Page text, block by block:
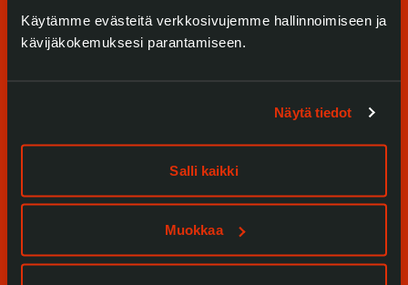
Käytämme evästeitä verkkosivujemme hallinnoimiseen ja
kävijäkokemuksesi parantamiseen.
Näytä tiedot
Salli kaikki
Muokkaa
Tjänster
Restaurang Gösta
Serlachius Konstbastu
Serlachius Art & Sauna Express